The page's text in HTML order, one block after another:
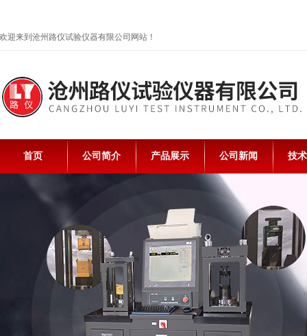
欢迎来到沧州路仪试验仪器有限公司网站！
首页 公司简介 产品展示 公司新闻 技